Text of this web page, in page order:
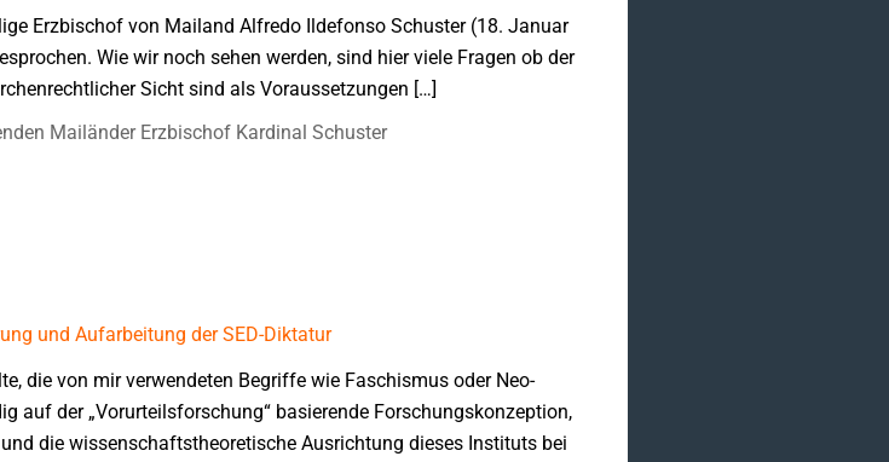
Erzbischof von Mailand Alfredo Ildefonso Schuster (18. Januar
Wie wir noch sehen werden, sind hier viele Fragen ob der
Sicht sind als Voraussetzungen […]
Mailänder Erzbischof Kardinal Schuster
und Aufarbeitung der SED-Diktatur
die von mir verwendeten Begriffe wie Faschismus oder Neo-
auf der „Vorurteilsforschung“ basierende Forschungskonzeption,
die wissenschaftstheoretische Ausrichtung dieses Instituts bei